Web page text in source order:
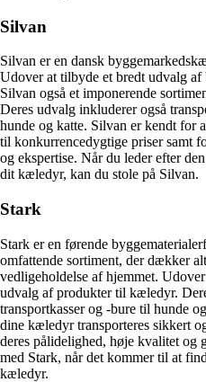
Silvan
Silvan er en dansk
Udover at tilbyde et bredt udvalg
Silvan også et imponerende
Deres udvalg inkluderer også
hunde og katte. Silvan er kendt for
til konkurrencedygtige priser samt
og ekspertise. Når du leder efter
dit kæledyr, kan du stole på Silvan.
Stark
Stark er en førende
omfattende sortiment, der dækker
vedligeholdelse af hjemmet.
udvalg af produkter til kæledyr.
transportkasser og -bure til hunde
dine kæledyr transporteres sikkert
deres pålidelighed, høje kvalitet og
med Stark, når det kommer til at
kæledyr.